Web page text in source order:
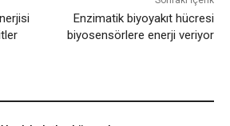
Enzimatik biyoyakıt hücresi
biyosensörlere enerji veriyor